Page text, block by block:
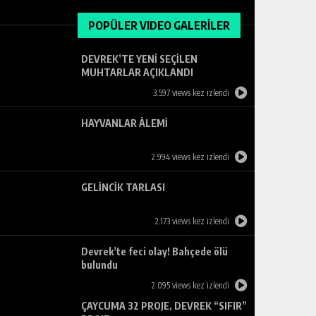
POPÜLER VIDEO GALERİLER
DEVREK’TE YENİ SEÇİLEN
MUHTARLAR AÇIKLANDI
3.597 views kez izlendi
HAYVANLAR ÂLEMİ
2.994 views kez izlendi
GELİNCİK TARLASI
2.173 views kez izlendi
Devrek’te feci olay! Bahçede ölü
bulundu
2.095 views kez izlendi
ÇAYCUMA 32 PROJE, DEVREK “SIFIR”